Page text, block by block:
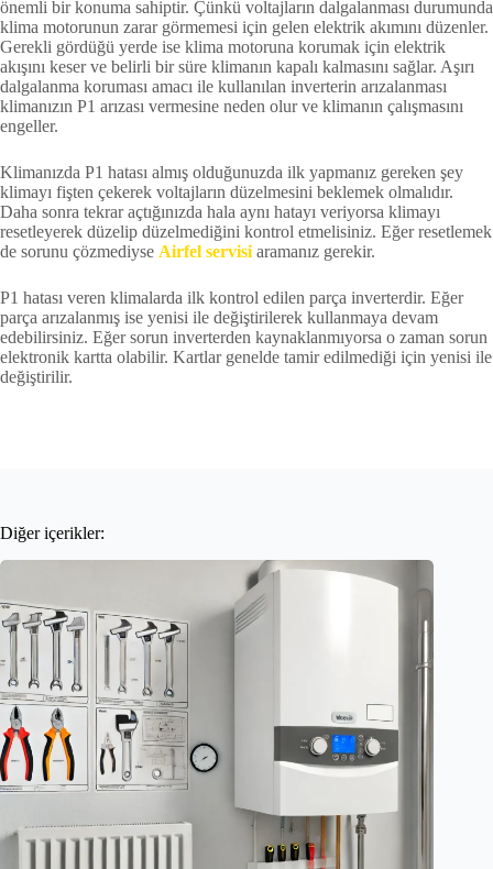
önemli bir konuma sahiptir. Çünkü voltajların dalgalanması durumunda
klima motorunun zarar görmemesi için gelen elektrik akımını düzenler.
Gerekli gördüğü yerde ise klima motoruna korumak için elektrik
akışını keser ve belirli bir süre klimanın kapalı kalmasını sağlar. Aşırı
dalgalanma koruması amacı ile kullanılan inverterin arızalanması
klimanızın P1 arızası vermesine neden olur ve klimanın çalışmasını
engeller.
Klimanızda P1 hatası almış olduğunuzda ilk yapmanız gereken şey
klimayı fişten çekerek voltajların düzelmesini beklemek olmalıdır.
Daha sonra tekrar açtığınızda hala aynı hatayı veriyorsa klimayı
resetleyerek düzelip düzelmediğini kontrol etmelisiniz. Eğer resetlemek
de sorunu çözmediyse Airfel servisi aramanız gerekir.
P1 hatası veren klimalarda ilk kontrol edilen parça inverterdir. Eğer
parça arızalanmış ise yenisi ile değiştirilerek kullanmaya devam
edebilirsiniz. Eğer sorun inverterden kaynaklanmıyorsa o zaman sorun
elektronik kartta olabilir. Kartlar genelde tamir edilmediği için yenisi ile
değiştirilir.
Diğer içerikler: